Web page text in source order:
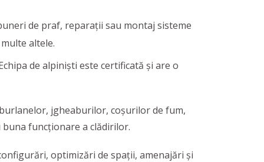
de praf, reparații sau montaj sisteme
altele.
de alpiniști este certificată și are o
jgheaburilor, coșurilor de fum,
funcționare a clădirilor.
optimizări de spații, amenajări și